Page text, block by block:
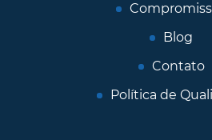
Blog
Contato
Política de